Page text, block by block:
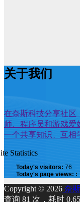
关于我们
在奈斯科技分享社区
师、程序员和游戏爱
一个共享知识、互相
Statistics
Today's visitors: 76
Today's page views: :
Copyright © 2026 奈
查询 81 次，耗时